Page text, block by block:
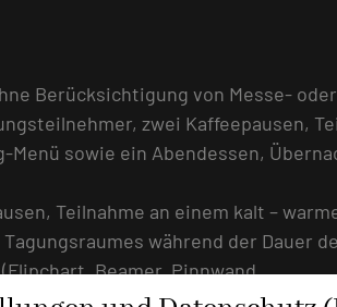
Berücksichtigung von Messe- oder
zwei Kaffeepausen,
sowie ein Abendessen,
Teilnahme an einem kalt –
während der Dauer
Beamer, Pinnwand,